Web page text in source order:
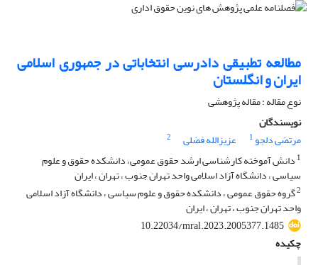
مطالعه تطبیقی دادرسی انتخاباتی در جمهوری اسلامی
ایران و انگلستان
نوع مقاله : مقاله پژوهشی
نویسندگان
مرتضی دلجو1 عزیزالله فضلی
2
1 دانش آموخته کارشناسی ارشد حقوق عمومی، دانشکده حقوق و علوم
سیاسی ، دانشگاه آزاد اسلامی واحد تهران جنوب ، تهران ، ایران
2گروه حقوق عمومی ، دانشکده حقوق و علوم سیاسی ، دانشگاه آزاد اسلامی
واحد تهران جنوب ، تهران ، ایران
10.22034/mral.2023.2005377.1485
چکیده